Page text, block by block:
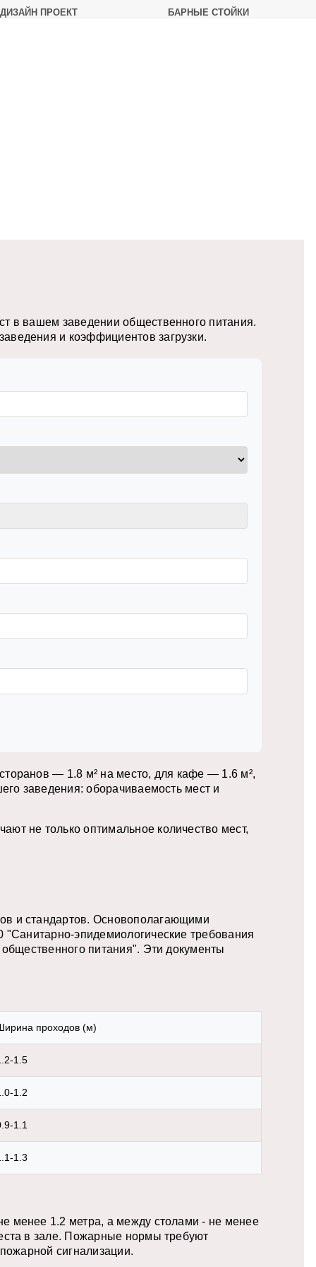
ДИЗАЙН ПРОЕКТ
БАРНЫЕ СТОЙКИ
в вашем заведении общественного питания.
и коэффициентов загрузки.
— 1.8 м² на место, для кафе — 1.6 м²,
заведения: оборачиваемость мест и
не только оптимальное количество мест,
и стандартов. Основополагающими
эпидемиологические требования
питания". Эти документы
проходов (м)
1.5
1.2
1.1
1.3
менее 1.2 метра, а между столами - не менее
в зале. Пожарные нормы требуют
сигнализации.